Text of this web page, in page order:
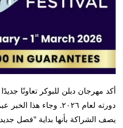
أكد مهرجان دبلن للبوكر تعاونًا
دورته لعام ٢٠٢٦. وجاء
يصف الشراكة بأنها بداية "فصل